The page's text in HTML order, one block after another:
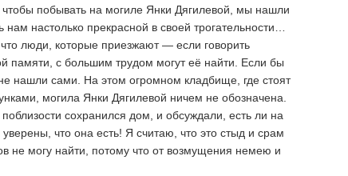
побывать на могиле Янки Дягилевой, мы нашли
настолько прекрасной в своей трогательности…
люди, которые приезжают — если говорить
памяти, с большим трудом могут её найти. Если бы
нашли сами. На этом огромном кладбище, где стоят
могила Янки Дягилевой ничем не обозначена.
сохранился дом, и обсуждали, есть ли на
что она есть! Я считаю, что это стыд и срам
не могу найти, потому что от возмущения немею и